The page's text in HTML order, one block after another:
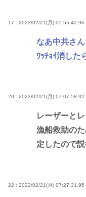
17 : 2022/02/21(月) 05:55:42.96
なあ中共さん
ﾜｯﾁｮｲ消した
20 : 2022/02/21(月) 07:07:58.02
レーザーと
漁船救助の
定したので
22 : 2022/02/21(月) 07:27:31.95